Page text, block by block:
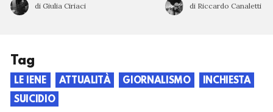
di Giulia Ciriaci di Riccardo Canaletti
Tag
LE IENE ATTUALITÀ GIORNALISMO
INCHIESTA
SUICIDIO